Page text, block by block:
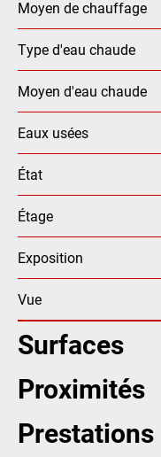
Moyen de chauffage
Type d'eau chaude
Moyen d'eau chaude
Eaux usées
État
Étage
Exposition
Vue
Surfaces
Proximités
Prestations